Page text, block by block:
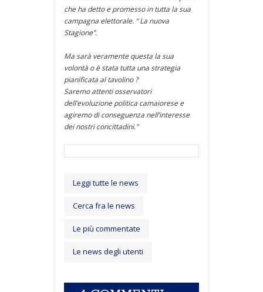
che ha detto e promesso in tutta la sua
campagna elettorale. “ La nuova
Stagione”.
Ma sarà veramente questa la sua
volontà o è stata tutta una strategia
pianificata al tavolino ?
Saremo attenti osservatori
dell’evoluzione politica camaiorese e
agiremo di conseguenza nell’interesse
dei nostri concittadini."
Leggi tutte le news
Cerca fra le news
Le più commentate
Le news degli utenti